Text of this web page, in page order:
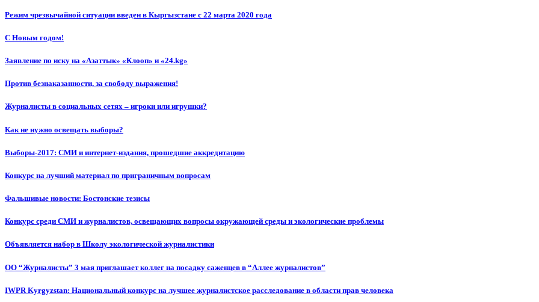
Режим чрезвычайной ситуации введен в Кыргызстане с 22 марта 2020 года
С Новым годом!
Заявление по иску на «Азаттык» «Клооп» и «24.kg»
Против безнаказанности, за свободу выражения!
Журналисты в социальных сетях – игроки или игрушки?
Как не нужно освещать выборы?
Выборы-2017: СМИ и интернет-издания, прошедшие аккредитацию
Конкурс на лучший материал по приграничным вопросам
Фальшивые новости: Бостонские тезисы
Конкурс среди СМИ и журналистов, освещающих вопросы окружающей среды и экологические проблемы
Объявляется набор в Школу экологической журналистики
ОО “Журналисты” 3 мая приглашает коллег на посадку саженцев в “Аллее журналистов”
IWPR Kyrgyzstan: Национальный конкурс на лучшее журналистское расследование в области прав человека